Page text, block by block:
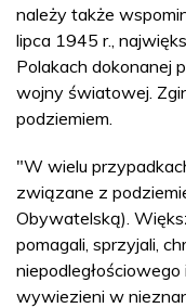
należy także
lipca 1945 r.,
Polakach dokonanej
wojny światowej.
podziemiem.
"W wielu
związane z
Obywatelską).
pomagali, sprzyjali,
wywiezieni w